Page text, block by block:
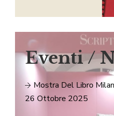
Eventi /
Mostra Del Libro
26 Ottobre 2025